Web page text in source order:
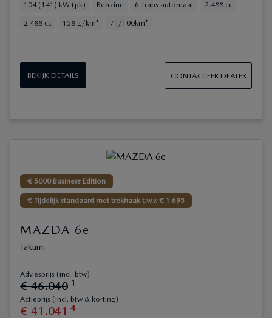
104 (141) kW (pk) Benzine 6-traps automaat 2.488 cc
2.488 cc 158 g/km* 7 l/100km*
BEKIJK DETAILS CONTACTEER DEALER
€ 5000 Business Edition
€ Tijdelijk standaard met trekhaak t.w.v. € 1.695
MAZDA 6e
Takumi
Adviesprijs (incl. btw)
€ 46.040 1
Actieprijs (incl. btw & korting)
€ 41 .041 4